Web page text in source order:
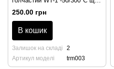
108мм
250.00 грн
В кошик
Залишок на складі
2
Артикул моделі
trm003